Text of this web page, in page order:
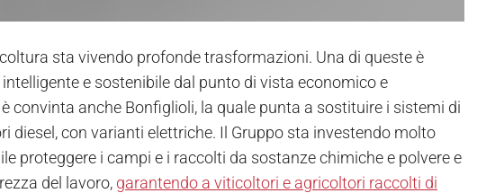
sta vivendo profonde trasformazioni. Una di queste è
e sostenibile dal punto di vista economico e
convinta anche Bonfiglioli, la quale punta a sostituire i sistemi di
con varianti elettriche. Il Gruppo sta investendo molto
proteggere i campi e i raccolti da sostanze chimiche e polvere e
del lavoro, garantendo a viticoltori e agricoltori raccolti di